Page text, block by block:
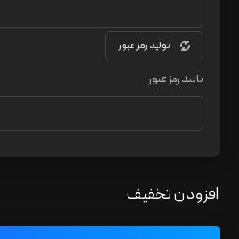
تولید رمز عبور
تایید رمز عبور
افزودن تخفیف